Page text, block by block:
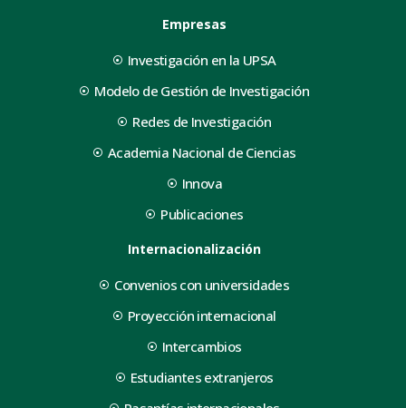
Empresas
Investigación en la UPSA
Modelo de Gestión de Investigación
Redes de Investigación
Academia Nacional de Ciencias
Innova
Publicaciones
Internacionalización
Convenios con universidades
Proyección internacional
Intercambios
Estudiantes extranjeros